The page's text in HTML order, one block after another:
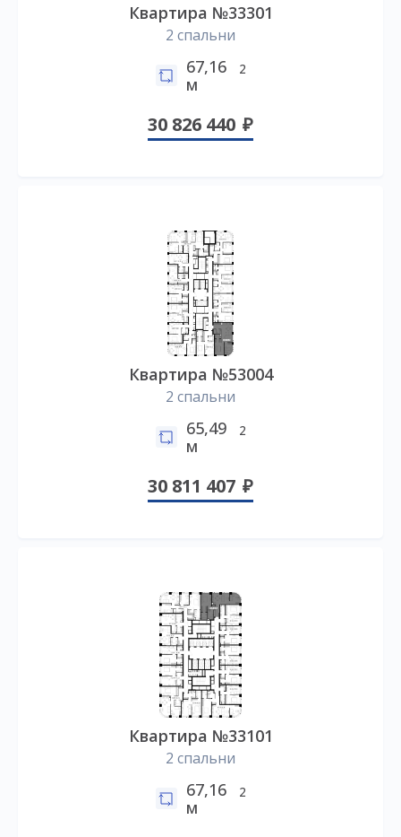
Квартира №33301
2 спальни
67,16
м
2
30 826 440
Квартира №53004
2 спальни
65,49
м
2
30 811 407
Квартира №33101
2 спальни
67,16
м
2